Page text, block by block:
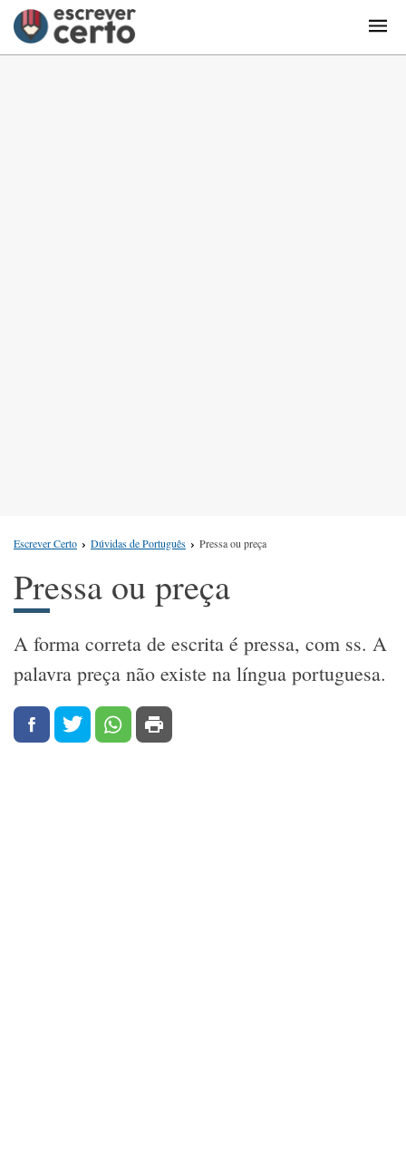
Escrever Certo Dúvidas de Português Pressa ou preça
Pressa ou preça
A forma correta de escrita é pressa, com ss. A
palavra preça não existe na língua portuguesa.